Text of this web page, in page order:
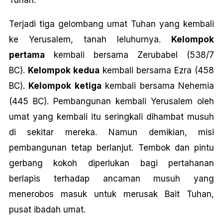
Terjadi tiga gelombang umat Tuhan yang kembali
ke Yerusalem, tanah leluhurnya.
Kelompok
pertama kembali bersama Zerubabel (538/7
BC). Kelompok kedua kembali bersama Ezra (458
BC). Kelompok ketiga kembali bersama Nehemia
(445 BC). Pembangunan kembali Yerusalem oleh
umat yang kembali itu seringkali dihambat musuh
di sekitar mereka. Namun demikian, misi
pembangunan tetap berlanjut. Tembok dan pintu
gerbang kokoh diperlukan bagi pertahanan
berlapis terhadap ancaman musuh yang
menerobos masuk untuk merusak Bait Tuhan,
pusat ibadah umat.